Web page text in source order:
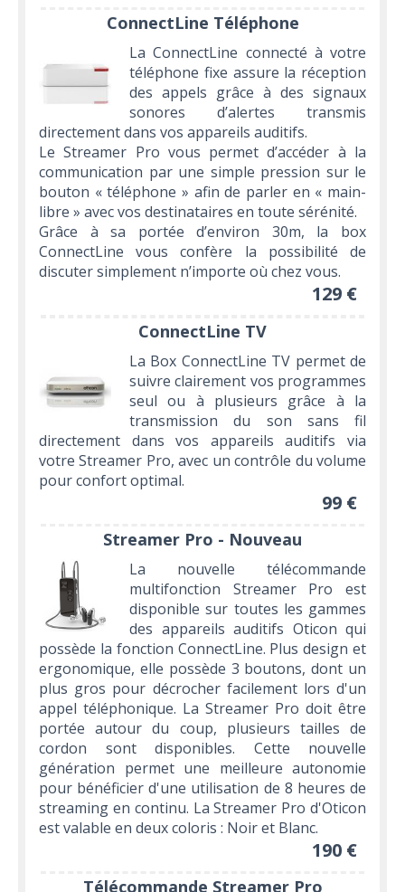
ConnectLine Téléphone
La ConnectLine connecté à votre
téléphone fixe assure la réception
des appels grâce à des signaux
sonores d’alertes transmis
directement dans vos appareils auditifs.
Le Streamer Pro vous permet d’accéder à la
communication par une simple pression sur le
bouton « téléphone » afin de parler en « main-
libre » avec vos destinataires en toute sérénité.
Grâce à sa portée d’environ 30m, la box
ConnectLine vous confère la possibilité de
discuter simplement n’importe où chez vous.
129 €
ConnectLine TV
La Box ConnectLine TV permet de
suivre clairement vos programmes
seul ou à plusieurs grâce à la
transmission du son sans fil
directement dans vos appareils auditifs via
votre Streamer Pro, avec un contrôle du volume
pour confort optimal.
99 €
Streamer Pro - Nouveau
La nouvelle télécommande
multifonction Streamer Pro est
disponible sur toutes les gammes
des appareils auditifs Oticon qui
possède la fonction ConnectLine. Plus design et
ergonomique, elle possède 3 boutons, dont un
plus gros pour décrocher facilement lors d'un
appel téléphonique. La Streamer Pro doit être
portée autour du coup, plusieurs tailles de
cordon sont disponibles. Cette nouvelle
génération permet une meilleure autonomie
pour bénéficier d'une utilisation de 8 heures de
streaming en continu. La Streamer Pro d'Oticon
est valable en deux coloris : Noir et Blanc.
190 €
Télécommande Streamer Pro